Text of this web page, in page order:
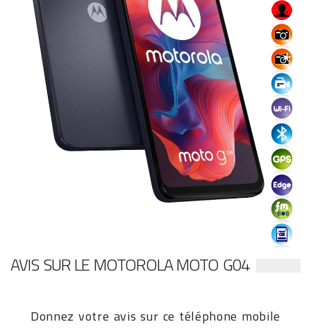
AVIS SUR LE MOTOROLA MOTO G04
Donnez votre avis sur ce téléphone mobile